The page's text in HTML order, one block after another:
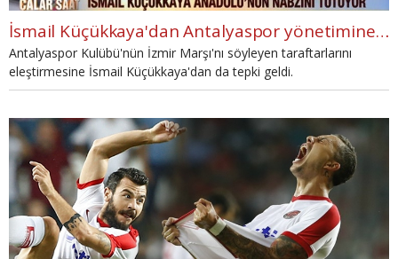
İsmail Küçükkaya'dan Antalyaspor yönetimine tepki!
Antalyaspor Kulübü'nün İzmir Marşı'nı söyleyen taraftarlarını
eleştirmesine İsmail Küçükkaya'dan da tepki geldi.